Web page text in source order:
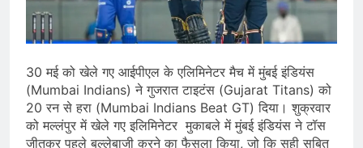
भारत ने 39 पदकों के साथ अभियान चौथे
स्थान पर समाप्त किया
August 8, 2026
स्वतंत्रता दिवस से पहले देशभर में ‘हर घर
तैयारियाँ तेज़
August 7, 2026
IMD ने कई राज्यों में भारी बारिश और बाढ़ की
चेतावनी जारी की, उत्तर भारत और पूर्वोत्तर में
हाई अलर्ट
August 7, 2026
30 मई को खेले गए आईपीएल के एलिमिनेटर मैच में मुंबई इंडियंस
(Mumbai Indians) ने गुजरात टाइटंस (Gujarat Titans) को
20 रन से हरा (Mumbai Indians Beat GT) दिया। शुक्रवार
को मल्लंपुर में खेले गए इलिमिनेटर मुकाबले में मुंबई इंडियंस ने टॉस
जीतकर पहले बल्लेबाजी करने का फैसला किया, जो कि सही सबित